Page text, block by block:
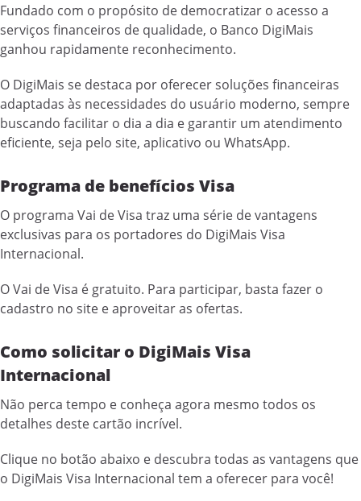
Fundado com o propósito de democratizar o acesso a
serviços financeiros de qualidade, o Banco DigiMais
ganhou rapidamente reconhecimento.
O DigiMais se destaca por oferecer soluções financeiras
adaptadas às necessidades do usuário moderno, sempre
buscando facilitar o dia a dia e garantir um atendimento
eficiente, seja pelo site, aplicativo ou WhatsApp.
Programa de benefícios Visa
O programa Vai de Visa traz uma série de vantagens
exclusivas para os portadores do DigiMais Visa
Internacional.
O Vai de Visa é gratuito. Para participar, basta fazer o
cadastro no site e aproveitar as ofertas.
Como solicitar o DigiMais Visa
Internacional
Não perca tempo e conheça agora mesmo todos os
detalhes deste cartão incrível.
Clique no botão abaixo e descubra todas as vantagens que
o DigiMais Visa Internacional tem a oferecer para você!